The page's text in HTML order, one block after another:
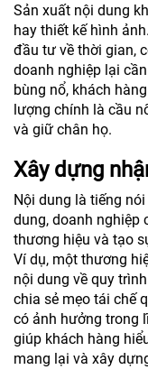
Sản xuất nội dung
hay thiết kế hình
đầu tư về thời gian,
doanh nghiệp lại
bùng nổ, khách
lượng chính là cầu
và giữ chân họ.
Xây dựng
Nội dung là tiếng
dung, doanh nghiệp
thương hiệu và tạo
Ví dụ, một thương
nội dung về quy
chia sẻ mẹo tái chế
có ảnh hưởng trong
giúp khách hàng
mang lại và xây